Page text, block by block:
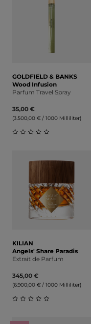
GOLDFIELD & BANKS
Wood Infusion
Parfum Travel Spray
35,00 €
(3.500,00 € / 1000 Milliliter)
KILIAN
Angels' Share Paradis
Extrait de Parfum
345,00 €
(6.900,00 € / 1000 Milliliter)